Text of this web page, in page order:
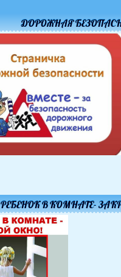
ДОРОЖНАЯ
РЕБЕНОК В КОМНАТЕ-